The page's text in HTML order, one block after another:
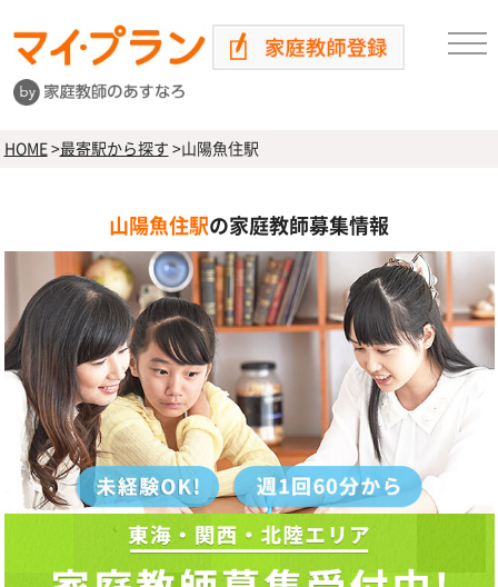
HOME>最寄駅から探す >山陽魚住駅
山陽魚住駅の家庭教師募集情報